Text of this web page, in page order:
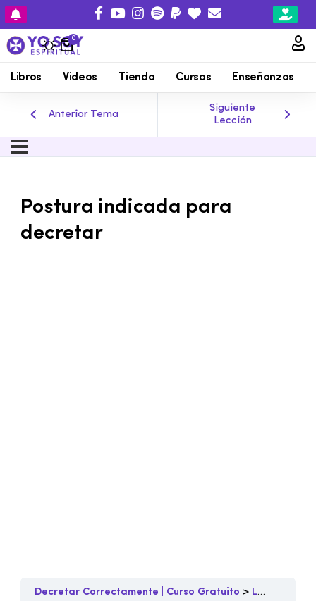
0
Libros Videos Tienda Cursos Enseñanzas
Anterior Tema
Siguiente
Lección
Postura indicada para
decretar
Decretar Correctamente | Curso Gratuito Lección 4